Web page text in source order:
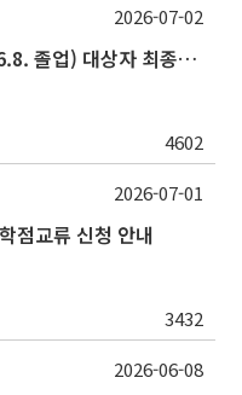
2025학년도 후기 학위수여(2026.8. 졸업) 대상자 최종인준 논문 제출 안내
4602
2026-07-02
점교류 신청 안내
3432
2026-07-01
2026-06-08